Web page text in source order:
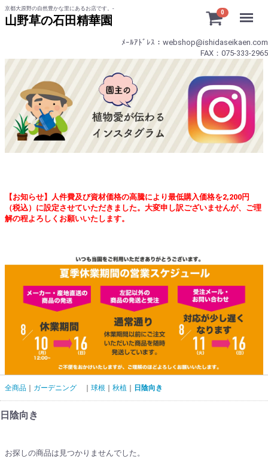
京都大原野の自然豊かな里にあるお店です。-
山野草の石田精華園
0
ﾒｰﾙｱﾄﾞﾚｽ：webshop@ishidaseikaen.com
FAX：075-333-2965
【お知らせ】人件費及び資材価格の高騰により最低購入価格を2,200円
（税込）に設定させていただきました。大変申し訳ございませんが、ご理
解の程よろしくお願いいたします。
全商品 ガーデニング 球根 秋植 日陰向き
日陰向き
お探しの商品は見つかりませんでした。